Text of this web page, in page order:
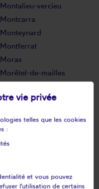
Montalieu-vercieu
Montcarra
Monteynard
Montferrat
Moras
Morêtel-de-mailles
Murinais
Notre-dame-de-commiers
Notre-dame-de-mésage
Ornon
vie privée
telles que les cookies
:
et vous pouvez
l'utilisation de certains